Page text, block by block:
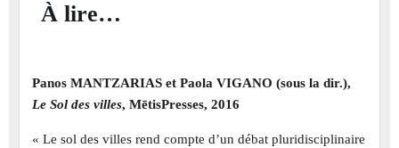
À lire…
Panos MANTZARIAS et Paola VIGANO (sous la dir.),
Le Sol des villes, MētisPresses, 2016
« Le sol des villes rend compte d’un débat pluridisciplinaire